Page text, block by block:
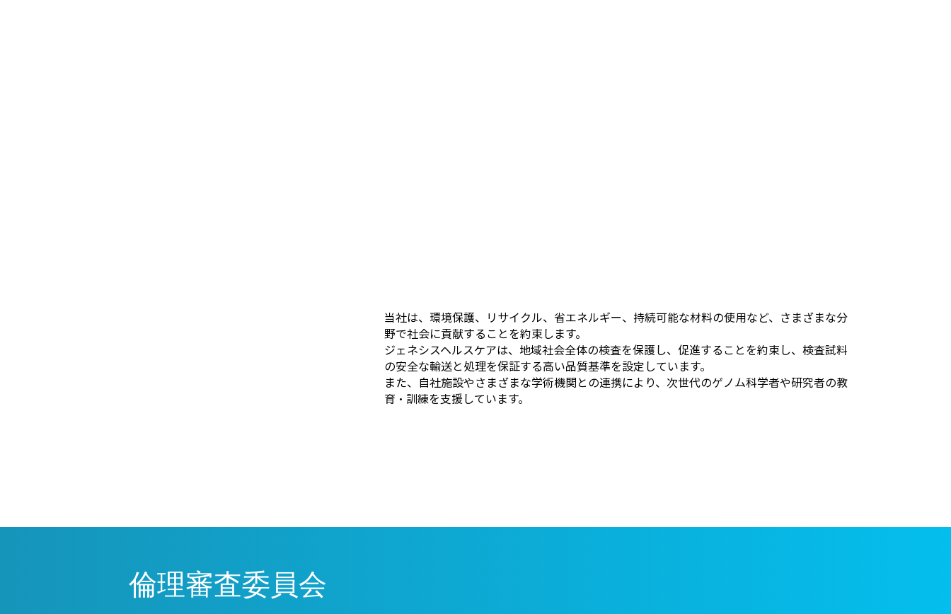
当社は、環境保護、リサイクル、省エネルギー、持続可能な材料の使用など、さまざまな分
野で社会に貢献することを約束します。
ジェネシスヘルスケアは、地域社会全体の検査を保護し、促進することを約束し、検査試料
の安全な輸送と処理を保証する高い品質基準を設定しています。
また、自社施設やさまざまな学術機関との連携により、次世代のゲノム科学者や研究者の教
育・訓練を支援しています。
倫理審査委員会